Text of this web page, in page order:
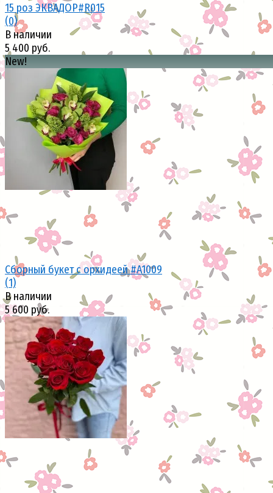
избранное сравнить
15 роз ЭКВАДОР#R015
(0)
В наличии
5 400 руб.
New!
избранное сравнить
Сборный букет с орхидеей #A1009
(1)
В наличии
5 600 руб.